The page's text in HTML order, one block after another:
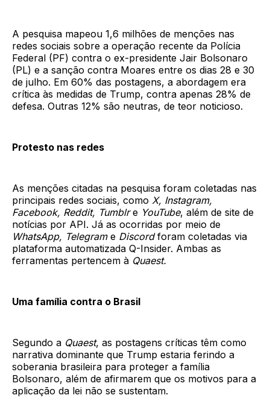
A pesquisa mapeou 1,6 milhões de menções nas
redes sociais sobre a operação recente da Polícia
Federal (PF) contra o ex-presidente Jair Bolsonaro
(PL) e a sanção contra Moares entre os dias 28 e 30
de julho. Em 60% das postagens, a abordagem era
crítica às medidas de Trump, contra apenas 28% de
defesa. Outras 12% são neutras, de teor noticioso.
Protesto nas redes
As menções citadas na pesquisa foram coletadas nas
principais redes sociais, como X, Instagram,
Facebook, Reddit, Tumblre YouTube, além de site de
notícias por API. Já as ocorridas por meio de
WhatsApp, Telegrame Discordforam coletadas via
plataforma automatizada Q-Insider. Ambas as
ferramentas pertencem à Quaest.
Uma família contra o Brasil
Segundo a Quaest, as postagens críticas têm como
narrativa dominante que Trump estaria ferindo a
soberania brasileira para proteger a família
Bolsonaro, além de afirmarem que os motivos para a
aplicação da lei não se sustentam.